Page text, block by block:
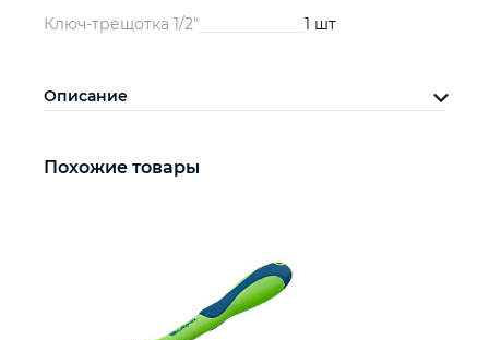
Ключ-трещотка 1/2" 1 шт
Описание
Похожие товары